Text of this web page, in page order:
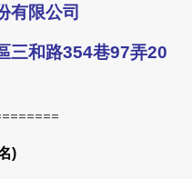
有限公司
三和路354巷97弄20
)